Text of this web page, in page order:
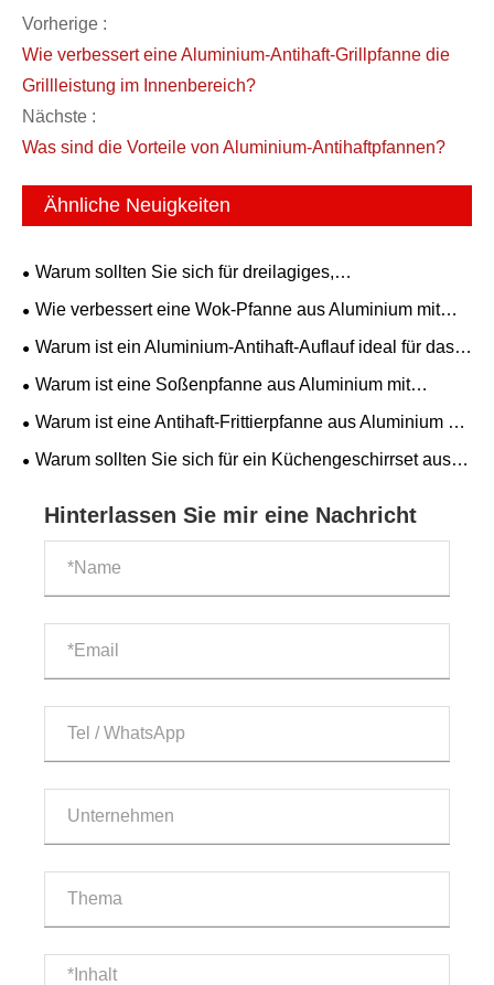
Vorherige :
Wie verbessert eine Aluminium-Antihaft-Grillpfanne die
Grillleistung im Innenbereich?
Nächste :
Was sind die Vorteile von Aluminium-Antihaftpfannen?
Ähnliche Neuigkeiten
Warum sollten Sie sich für dreilagiges,
antihaftbeschichtetes Stahlverbund-Kochgeschirr für
Wie verbessert eine Wok-Pfanne aus Aluminium mit
antihaftbeschichtetem CD-Boden die Bratleistung?
Warum ist ein Aluminium-Antihaft-Auflauf ideal für das
alltägliche Kochen mit der Familie?
Warum ist eine Soßenpfanne aus Aluminium mit
Antihaftbeschichtung die beste Wahl für das tägliche
Warum ist eine Antihaft-Frittierpfanne aus Aluminium die
beste Wahl für die moderne Küche?
Warum sollten Sie sich für ein Küchengeschirrset aus
Hinterlassen Sie mir eine Nachricht